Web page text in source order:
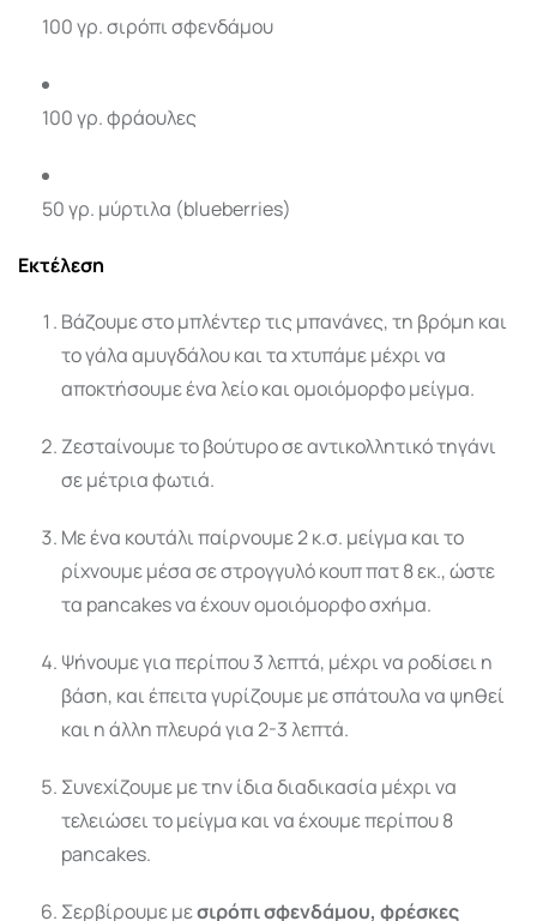
100 γρ. σιρόπι σφενδάμου
100 γρ. φράουλες
50 γρ. μύρτιλα (blueberries)
Εκτέλεση
Βάζουμε στο μπλέντερ τις μπανάνες, τη βρόμη και
το γάλα αμυγδάλου και τα χτυπάμε μέχρι να
αποκτήσουμε ένα λείο και ομοιόμορφο μείγμα.
Ζεσταίνουμε το βούτυρο σε αντικολλητικό τηγάνι
σε μέτρια φωτιά.
Με ένα κουτάλι παίρνουμε 2 κ.σ. μείγμα και το
ρίχνουμε μέσα σε στρογγυλό κουπ πατ 8 εκ., ώστε
τα pancakes να έχουν ομοιόμορφο σχήμα.
Ψήνουμε για περίπου 3 λεπτά, μέχρι να ροδίσει η
βάση, και έπειτα γυρίζουμε με σπάτουλα να ψηθεί
και η άλλη πλευρά για 2-3 λεπτά.
Συνεχίζουμε με την ίδια διαδικασία μέχρι να
τελειώσει το μείγμα και να έχουμε περίπου 8
pancakes.
Σερβίρουμε μεσιρόπι σφενδάμου, φρέσκες